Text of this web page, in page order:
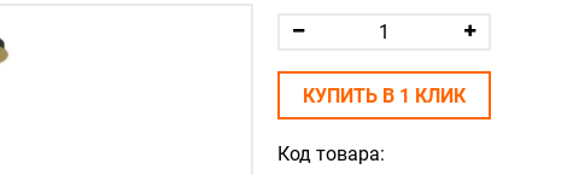
Код товара:
КУПИТЬ В 1 КЛИК